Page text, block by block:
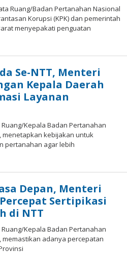
Ruang/Badan Pertanahan Nasional
Korupsi (KPK) dan pemerintah
menyepakati penguatan
Se-NTT, Menteri
Kepala Daerah
Layanan
Kepala Badan Pertanahan
menetapkan kebijakan untuk
pertanahan agar lebih
Depan, Menteri
Sertipikasi
di NTT
Kepala Badan Pertanahan
memastikan adanya percepatan